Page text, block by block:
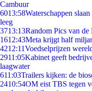
Cambuur
6013:58Waterschappen
leeg
3713:13Random Pics van de
1612:43Meta krijgt half
4212:11Voedselprijzen
2911:05Kabinet geeft
laagwater
611:03Trailers kijken: de
2410:54OM eist TBS tegen